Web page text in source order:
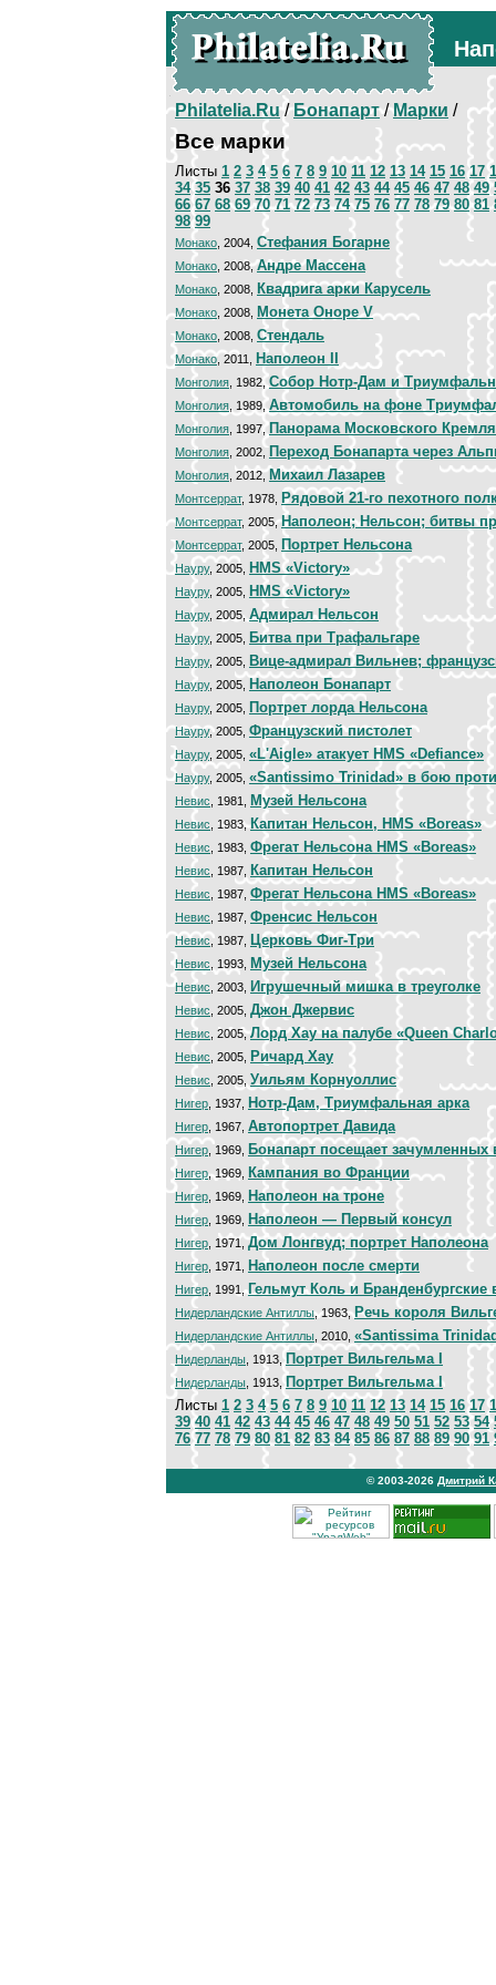
Philatelia.Ru/Бонапарт/Марки /
Все марки
Листы 1 2 3 4 5 6 7 8 9 10 11 12 13 14 15 16 17
34 35 36 37 38 39 40 41 42 43 44 45 46 47 48 49
66 67 68 69 70 71 72 73 74 75 76 77 78 79 80 81
98 99
Монако , 2004, Стефания Богарне
Монако , 2008,Андре Массена
Монако , 2008, Квадрига арки Карусель
Монако , 2008, Монета Оноре V
Монако , 2008, Стендаль
Монако, 2011, Наполеон II
Монголия , 1982, Собор Нотр-Дам и
Монголия , 1989,Автомобиль на фоне
Монголия , 1997,Панорама Московского Кремля
Монголия , 2002, Переход Бонапарта через
Монголия , 2012, Михаил Лазарев
Монтсеррат, 1978, Рядовой 21-го пехотного
Монтсеррат, 2005,Наполеон; Нельсон; битвы
Монтсеррат, 2005, Портрет Нельсона
Науру, 2005, HMS «Victory»
Науру, 2005, HMS «Victory»
Науру, 2005, Адмирал Нельсон
Науру, 2005, Битва при Трафальгаре
Науру, 2005, Вице-адмирал Вильнев;
Науру, 2005, Наполеон Бонапарт
Науру, 2005, Портрет лорда Нельсона
Науру, 2005, Французский пистолет
Науру, 2005, «L'Aigle» атакует HMS «Defiance»
Науру, 2005, «Santissimo Trinidad» в бою
Невис , 1981, Музей Нельсона
Невис , 1983,Капитан Нельсон, HMS «Boreas»
Невис , 1983, Фрегат Нельсона HMS «Boreas»
Невис , 1987, Капитан Нельсон
Невис , 1987, Фрегат Нельсона HMS «Boreas»
Невис , 1987, Френсис Нельсон
Невис , 1987, Церковь Фиг-Три
Невис , 1993, Музей Нельсона
Невис , 2003, Игрушечный мишка в треуголке
Невис , 2005, Джон Джервис
Невис , 2005,Лорд Хау на палубе «Queen
Невис , 2005, Ричард Хау
Невис , 2005, Уильям Корнуоллис
Нигер , 1937, Нотр-Дам, Триумфальная арка
Нигер , 1967, Автопортрет Давида
Нигер , 1969, Бонапарт посещает
Нигер, 1969, Кампания во Франции
Нигер , 1969, Наполеон на троне
Нигер , 1969, Наполеон — Первый консул
Нигер , 1971,Дом Лонгвуд; портрет Наполеона
Нигер , 1971, Наполеон после смерти
Нигер , 1991,Гельмут Коль и Бранденбургские
Нидерландские Антиллы, 1963,Речь короля
Нидерландские Антиллы , 2010, «Santissima
Нидерланды , 1913, Портрет Вильгельма I
Нидерланды , 1913, Портрет Вильгельма I
Листы 1 2 3 4 5 6 7 8 9 10 11 12 13 14 15 16 17
39 40 41 42 43 44 45 46 47 48 49 50 51 52 53 54
76 77 78 79 80 81 82 83 84 85 86 87 88 89 90 91
© 2003-2026 Дмитрий